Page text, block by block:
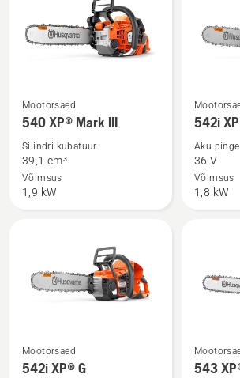
Vaata
rohkem
toote
540 XP®
Mark
Mootorsaed
540 XP® Mark III
Silindri kubatuur
39,1 cm³
Võimsus
1,9 kW
Vaata
rohkem
toote
542i
XP®
542i
Aku pinge
36 V
Võimsus
1,8 kW
Vaata
rohkem
Mootorsaed
542i XP® G
Vaata
rohkem
543